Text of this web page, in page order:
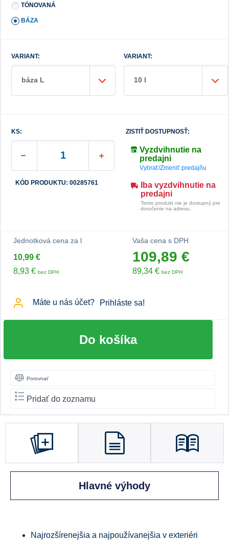
TÓNOVANÁ
BÁZA
VARIANT:
báza L
VARIANT:
10 l
KS:
KÓD PRODUKTU: 00285761
ZISTIŤ DOSTUPNOSŤ:
Vyzdvihnutie na
predajni
Vybrať/Zmeniť predajňu
Iba vyzdvihnutie na
predajni
Tento produkt nie je dostupný pre
doručenie na adresu.
Jednotková cena za l
10,99 €
8,93 € bez DPH
Vaša cena s DPH
109,89 €
89,34 € bez DPH
Máte u nás účet? Prihláste sa!
Do košíka
Porovnať
Pridať do zoznamu
Hlavné výhody
Najrozšírenejšia a najpoužívanejšia v exteriéri